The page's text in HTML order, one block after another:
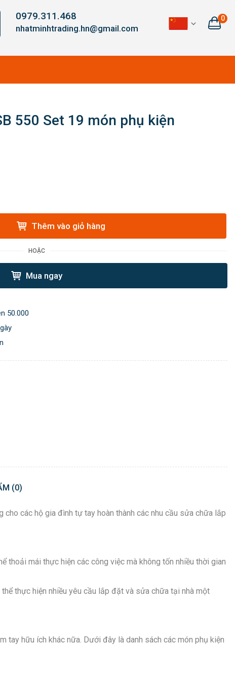
0979.311.468
nhatminhtrading.hn@gmail.com
0
550 Set 19 món phụ kiện
Thêm vào giỏ hàng
HOẶC
Mua ngay
50.000
(0)
các hộ gia đình tự tay hoàn thành các nhu cầu sửa chữa lắp
thoải mái thực hiện các công việc mà không tốn nhiều thời gian
thực hiện nhiều yêu cầu lắp đặt và sửa chữa tại nhà một
tay hữu ích khác nữa. Dưới đây là danh sách các món phụ kiện